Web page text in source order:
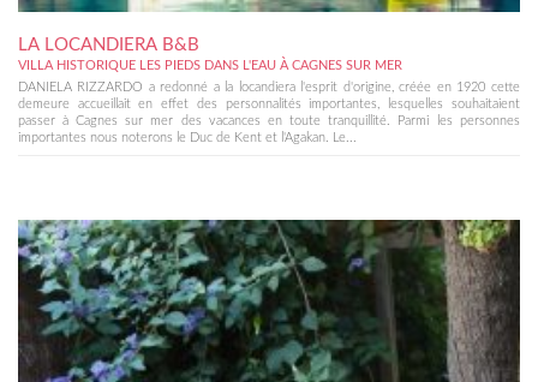
LA LOCANDIERA B&B
VILLA HISTORIQUE LES PIEDS DANS L'EAU À CAGNES SUR MER
DANIELA RIZZARDO a redonné a la locandiera l'esprit d'origine, créée en 1920 cette
demeure accueillait en effet des personnalités importantes, lesquelles souhaitaient
passer à Cagnes sur mer des vacances en toute tranquillité. Parmi les personnes
importantes nous noterons le Duc de Kent et l'Agakan. Le...